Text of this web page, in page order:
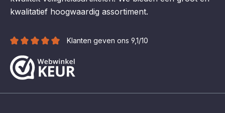
kwalitatief hoogwaardig assortiment.
Klanten geven ons 9,1/10